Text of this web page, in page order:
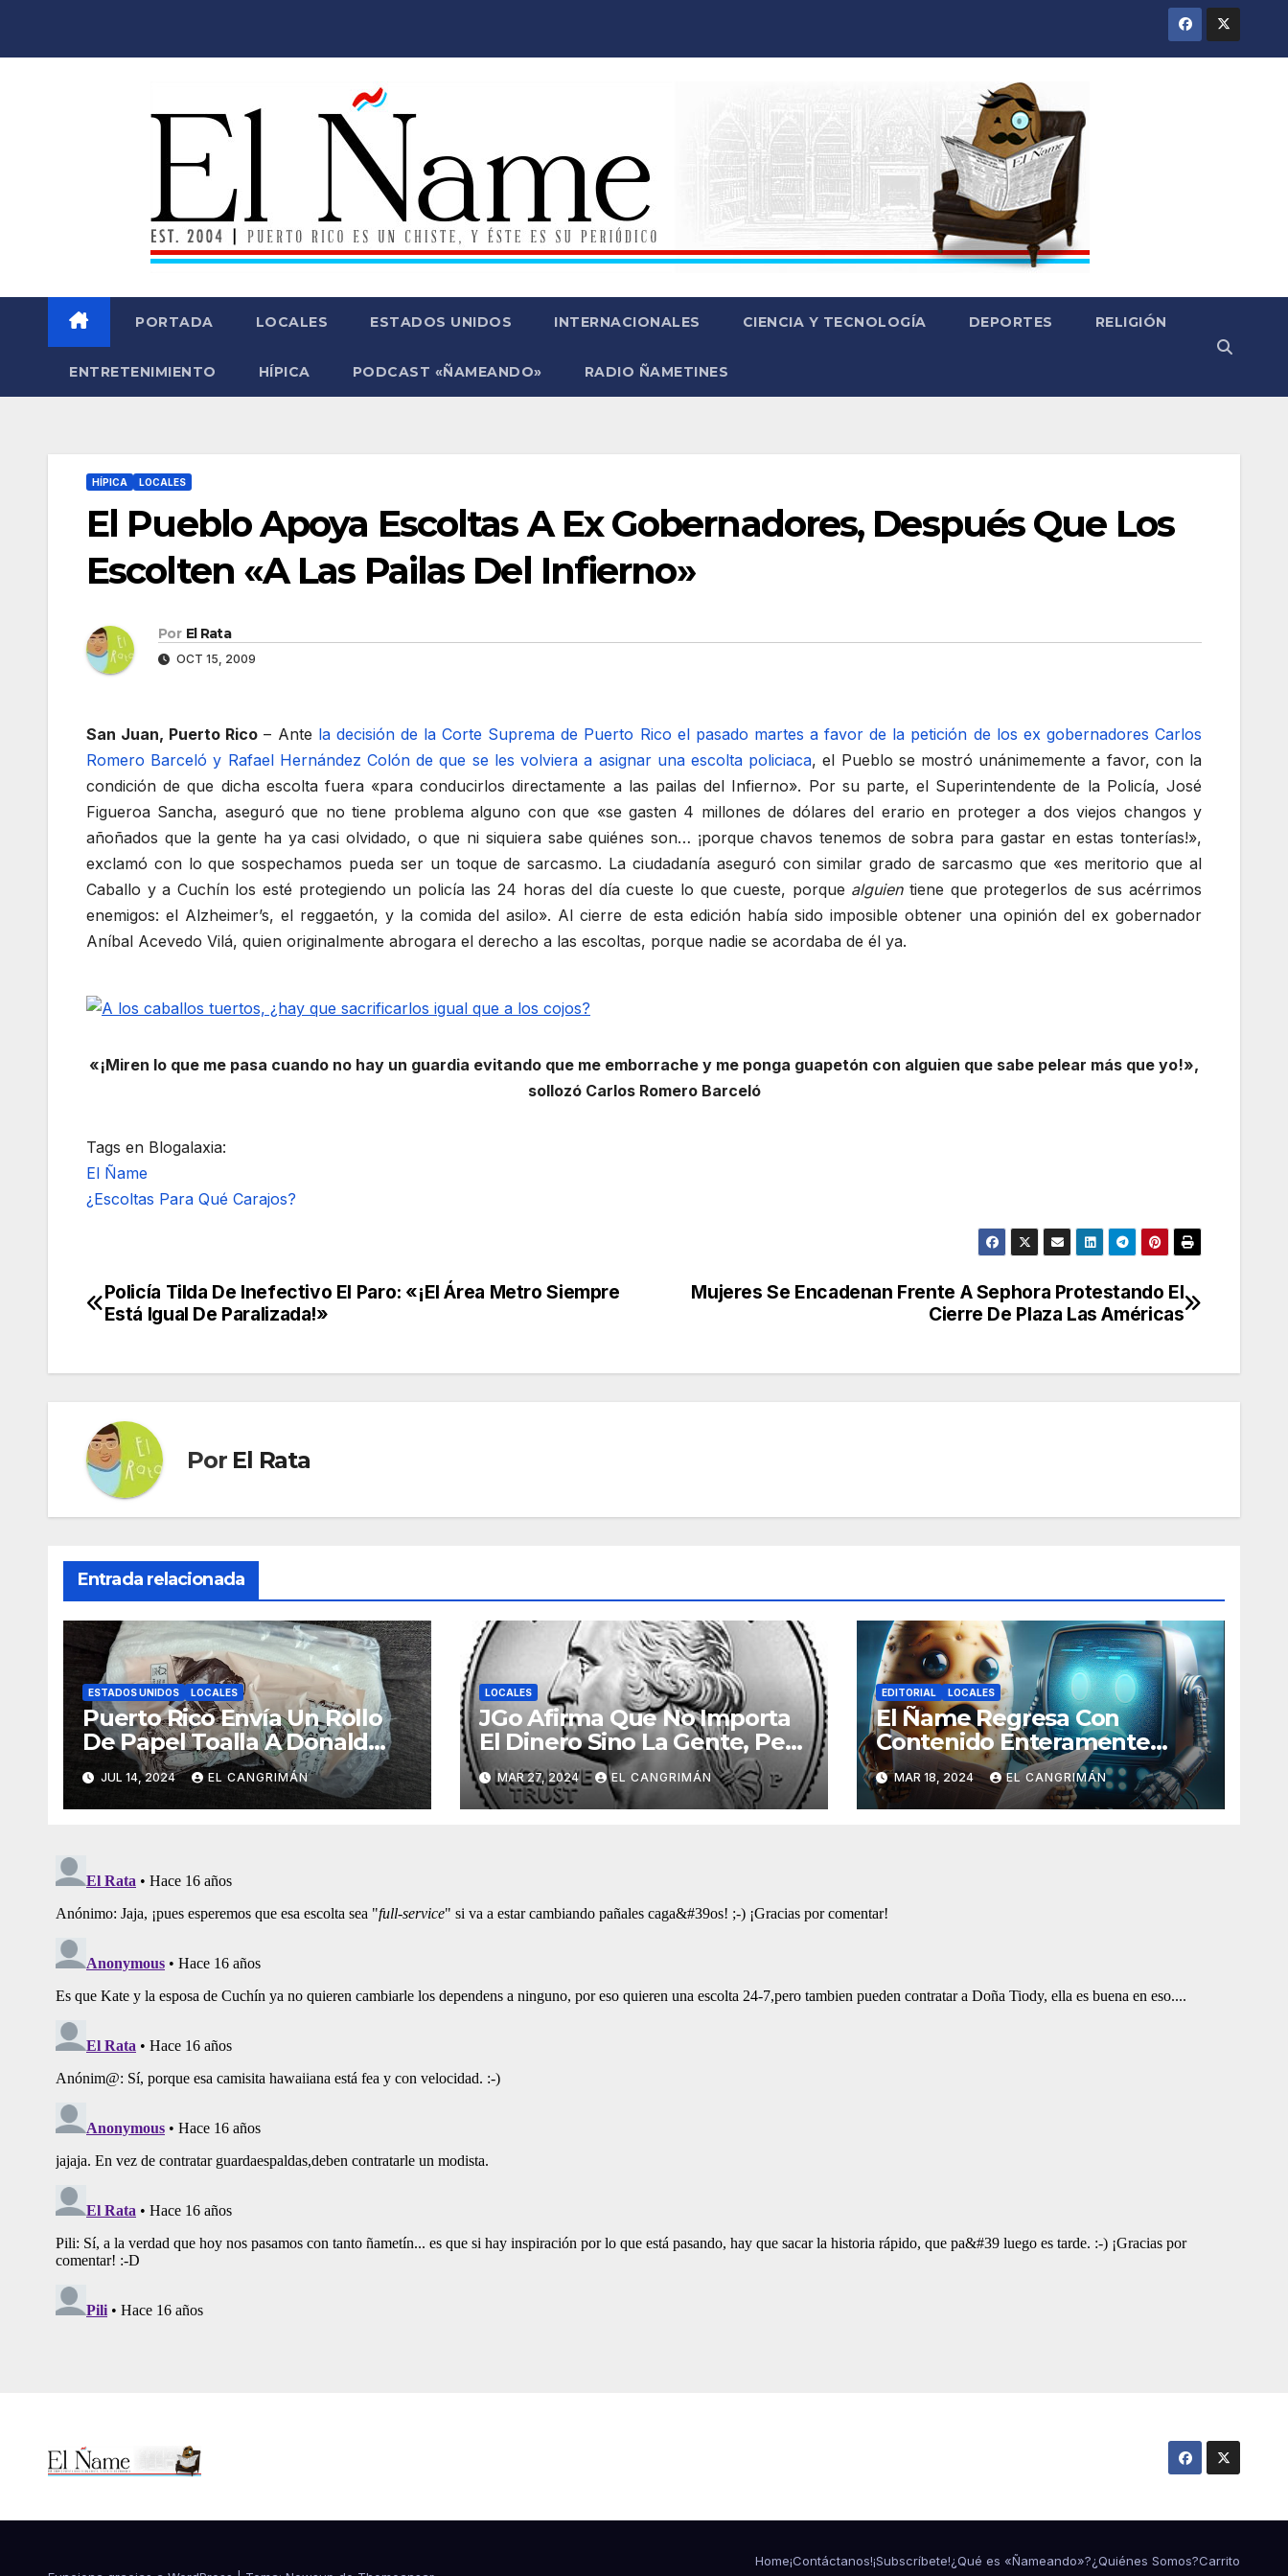
PORTADA LOCALES ESTADOS UNIDOS INTERNACIONALES CIENCIA Y TECNOLOGÍA DEPORTES RELIGIÓN
ENTRETENIMIENTO HÍPICA PODCAST «ÑAMEANDO» RADIO ÑAMETINES
HÍPICA LOCALES
El Pueblo Apoya Escoltas A Ex Gobernadores, Después Que Los
Escolten «A Las Pailas Del Infierno»
Por El Rata
OCT 15, 2009
San Juan, Puerto Rico – Ante la decisión de la Corte Suprema de Puerto Rico el pasado martes a favor de la petición de los ex gobernadores Carlos
Romero Barceló y Rafael Hernández Colón de que se les volviera a asignar una escolta policiaca, el Pueblo se mostró unánimemente a favor, con la
condición de que dicha escolta fuera «para conducirlos directamente a las pailas del Infierno». Por su parte, el Superintendente de la Policía, José
Figueroa Sancha, aseguró que no tiene problema alguno con que «se gasten 4 millones de dólares del erario en proteger a dos viejos changos y
añoñados que la gente ha ya casi olvidado, o que ni siquiera sabe quiénes son… ¡porque chavos tenemos de sobra para gastar en estas tonterías!»,
exclamó con lo que sospechamos pueda ser un toque de sarcasmo. La ciudadanía aseguró con similar grado de sarcasmo que «es meritorio que al
Caballo y a Cuchín los esté protegiendo un policía las 24 horas del día cueste lo que cueste, porque alguientiene que protegerlos de sus acérrimos
enemigos: el Alzheimer’s, el reggaetón, y la comida del asilo». Al cierre de esta edición había sido imposible obtener una opinión del ex gobernador
Aníbal Acevedo Vilá, quien originalmente abrogara el derecho a las escoltas, porque nadie se acordaba de él ya.
«¡Miren lo que me pasa cuando no hay un guardia evitando que me emborrache y me ponga guapetón con alguien que sabe pelear más que yo!»,
sollozó Carlos Romero Barceló
Tags en Blogalaxia:
El Ñame
¿Escoltas Para Qué Carajos?
Navegación
entradas
Mujeres Se Encadenan Frente A Sephora Protestando El
Cierre De Plaza Las Américas
Policía Tilda De Inefectivo El Paro: «¡El Área Metro Siempre
Está Igual De Paralizada!»
Por El Rata
Entrada relacionada
ESTADOS UNIDOS LOCALES
Puerto Rico Envía Un Rollo
De Papel Toalla A Donald
Trump Pa’ Que Use Las Hojas
De Curita
JUL 14, 2024 EL CANGRIMÁN
LOCALES
JGo Afirma Que No Importa
El Dinero Sino La Gente, Pero
Pregunta: «¿De Verdad No
Tendrán Una Pejetita?»
MAR 27, 2024 EL CANGRIMÁN
EDITORIAL LOCALES
El Ñame Regresa Con
Contenido Enteramente
Generado Por Inteligencia
Artificial
MAR 18, 2024 EL CANGRIMÁN
Home¡Contáctanos!¡Subscríbete!¿Qué es «Ñameando»?¿Quiénes Somos?Carrito